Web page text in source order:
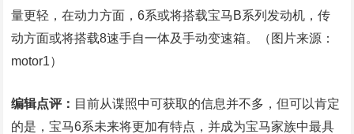
量更轻，在动力方面，6系或将搭载宝马B系列发动机，传
动方面或将搭载8速手自一体及手动变速箱。（图片来源：
motor1）
编辑点评： 目前从谍照中可获取的信息并不多，但可以肯定
的是，宝马6系未来将更加有特点，并成为宝马家族中最具